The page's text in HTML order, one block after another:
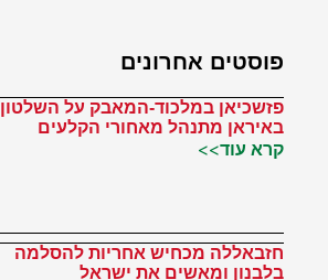
פוסטים אחרונים
פזשכיאן במלכוד-המאבק על השלטון
באיראן מתנהל מאחורי הקלעים
קרא עוד>>
חזבאללה מכחיש אחריות להסלמה
בלבנון ומאשים את ישראל